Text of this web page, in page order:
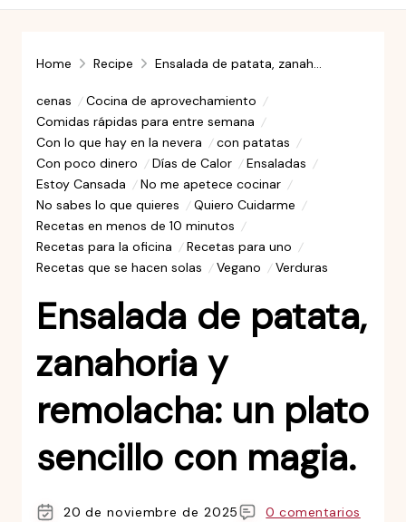
Home Recipe Ensalada de patata, zanahoria y remolacha: un plato sencillo con magia.
cenas
Cocina de aprovechamiento
Comidas rápidas para entre semana
Con lo que hay en la nevera
con patatas
Con poco dinero
Días de Calor
Ensaladas
Estoy Cansada
No me apetece cocinar
No sabes lo que quieres
Quiero Cuidarme
Recetas en menos de 10 minutos
Recetas para la oficina
Recetas para uno
Recetas que se hacen solas
Vegano Verduras
Ensalada de patata,
zanahoria y
remolacha: un plato
sencillo con magia.
20 de noviembre de 2025
0 comentarios